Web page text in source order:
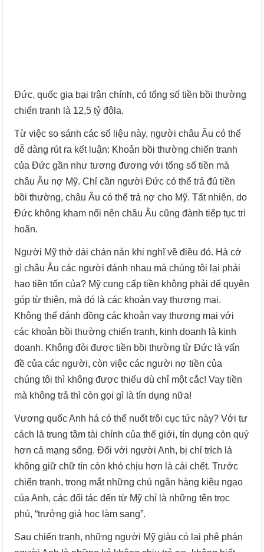
Đức, quốc gia bại trận chính, có tổng số tiền bồi thường
chiến tranh là 12,5 tỷ đôla.
Từ việc so sánh các số liệu này, người châu Âu có thể
dễ dàng rút ra kết luận: Khoản bồi thường chiến tranh
của Đức gần như tương đương với tổng số tiền mà
châu Âu nợ Mỹ. Chỉ cần người Đức có thể trả đủ tiền
bồi thường, châu Âu có thể trả nợ cho Mỹ. Tất nhiên, do
Đức không kham nổi nên châu Âu cũng đành tiếp tục trì
hoãn.
Người Mỹ thở dài chán nản khi nghĩ về điều đó. Hà cớ
gì châu Âu các người đánh nhau mà chúng tôi lại phải
hao tiền tốn của? Mỹ cung cấp tiền không phải để quyên
góp từ thiện, mà đó là các khoản vay thương mại.
Không thể đánh đồng các khoản vay thương mại với
các khoản bồi thường chiến tranh, kinh doanh là kinh
doanh. Không đòi được tiền bồi thường từ Đức là vấn
đề của các người, còn việc các người nợ tiền của
chúng tôi thì không được thiếu dù chỉ một cắc! Vay tiền
mà không trả thì còn gọi gì là tín dụng nữa!
Vương quốc Anh há có thể nuốt trôi cục tức này? Với tư
cách là trung tâm tài chính của thế giới, tín dụng còn quý
hơn cả mạng sống. Đối với người Anh, bị chỉ trích là
không giữ chữ tín còn khó chịu hơn là cái chết. Trước
chiến tranh, trong mắt những chủ ngân hàng kiêu ngạo
của Anh, các đối tác đến từ Mỹ chỉ là những tên trọc
phú, “trưởng giả học làm sang”.
Sau chiến tranh, những người Mỹ giàu có lại phê phán